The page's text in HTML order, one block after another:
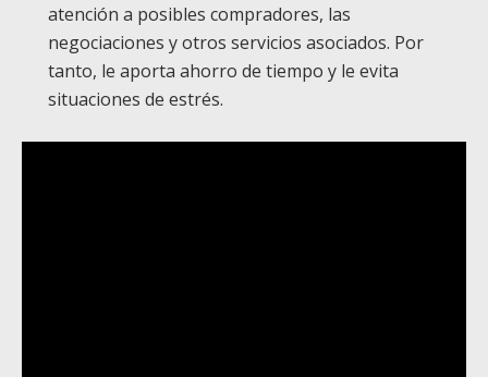
atención a posibles compradores, las
negociaciones y otros servicios asociados. Por
tanto, le aporta ahorro de tiempo y le evita
situaciones de estrés.